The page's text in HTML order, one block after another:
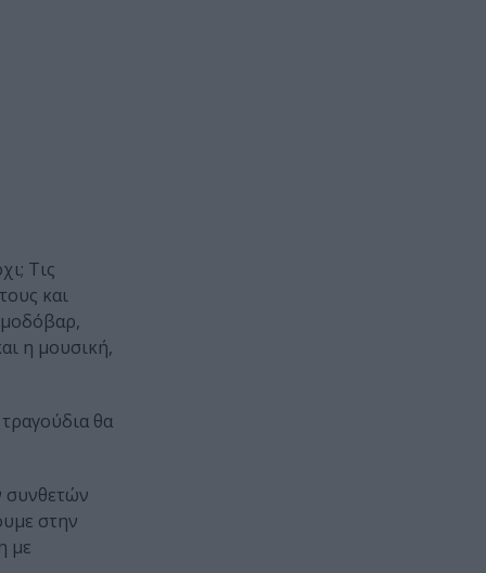
Τις
και
η μουσική,
θα
συνθετών
στην
με